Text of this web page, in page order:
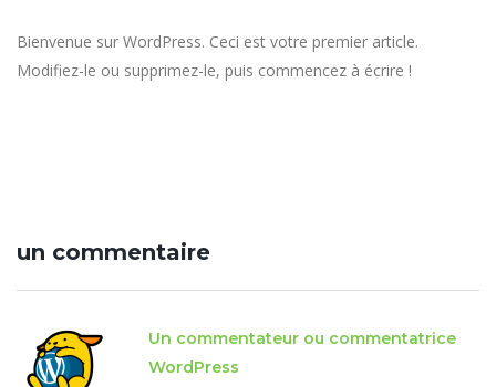
Bienvenue sur WordPress. Ceci est votre premier article.
Modifiez-le ou supprimez-le, puis commencez à écrire !
un commentaire
Un commentateur ou commentatrice
WordPress